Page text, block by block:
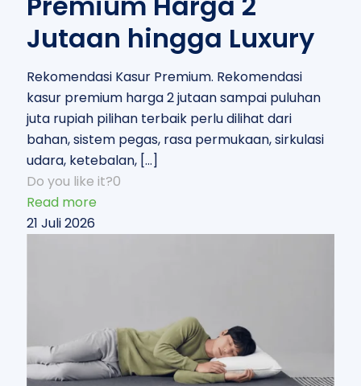
Jutaan hingga Luxury
Rekomendasi Kasur Premium. Rekomendasi
kasur premium harga 2 jutaan sampai puluhan
juta rupiah pilihan terbaik perlu dilihat dari
bahan, sistem pegas, rasa permukaan, sirkulasi
udara, ketebalan, […]
Do you like it?0
Read more
21 Juli 2026